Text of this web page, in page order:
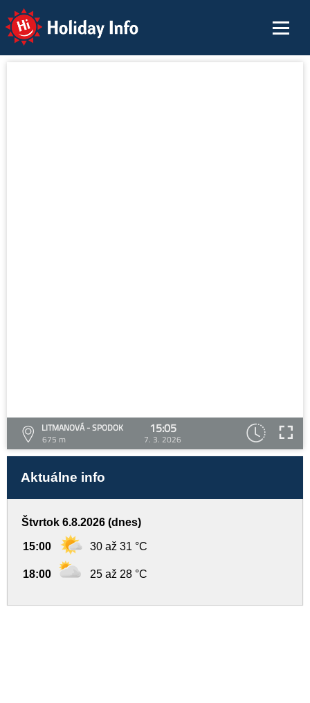
Holiday Info
LITMANOVÁ - SPODOK
675 m
15:05
7. 3. 2026
Aktuálne info
Štvrtok 6.8.2026 (dnes)
15:00 30 až 31 °C
18:00 25 až 28 °C